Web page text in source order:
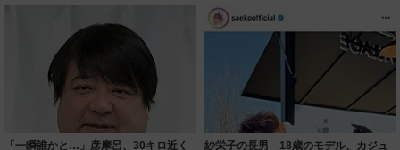
「一瞬誰かと…」彦摩呂、30キロ近く 紗栄子の長男 18歳のモデル、カジュ